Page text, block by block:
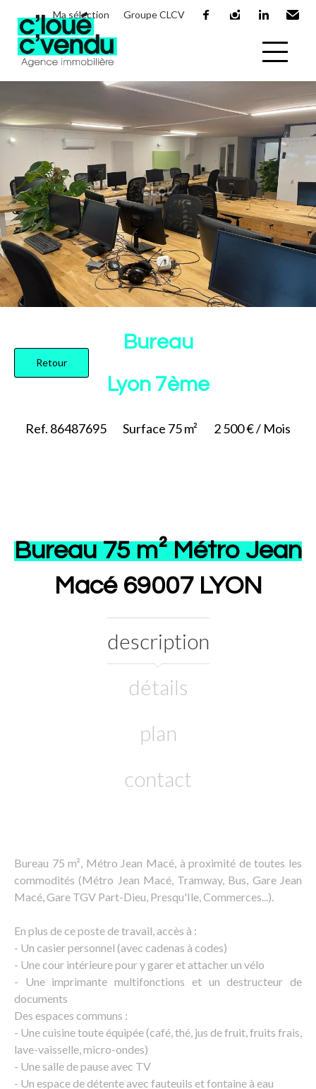
Ma sélection Groupe CLCV
Retour
Bureau
Lyon 7ème
Ref. 86487695 Surface 75 m² 2 500 € / Mois
Bureau 75 m² Métro Jean
Macé 69007 LYON
description
détails
plan
contact
Bureau 75 m², Métro Jean Macé, à proximité de toutes les
commodités (Métro Jean Macé, Tramway, Bus, Gare Jean
Macé, Gare TGV Part-Dieu, Presqu'Ile, Commerces...).
En plus de ce poste de travail, accès à :
- Un casier personnel (avec cadenas à codes)
- Une cour intérieure pour y garer et attacher un vélo
- Une imprimante multifonctions et un destructeur de
documents
Des espaces communs :
- Une cuisine toute équipée (café, thé, jus de fruit, fruits frais,
lave-vaisselle, micro-ondes)
- Une salle de pause avec TV
- Un espace de détente avec fauteuils et fontaine à eau